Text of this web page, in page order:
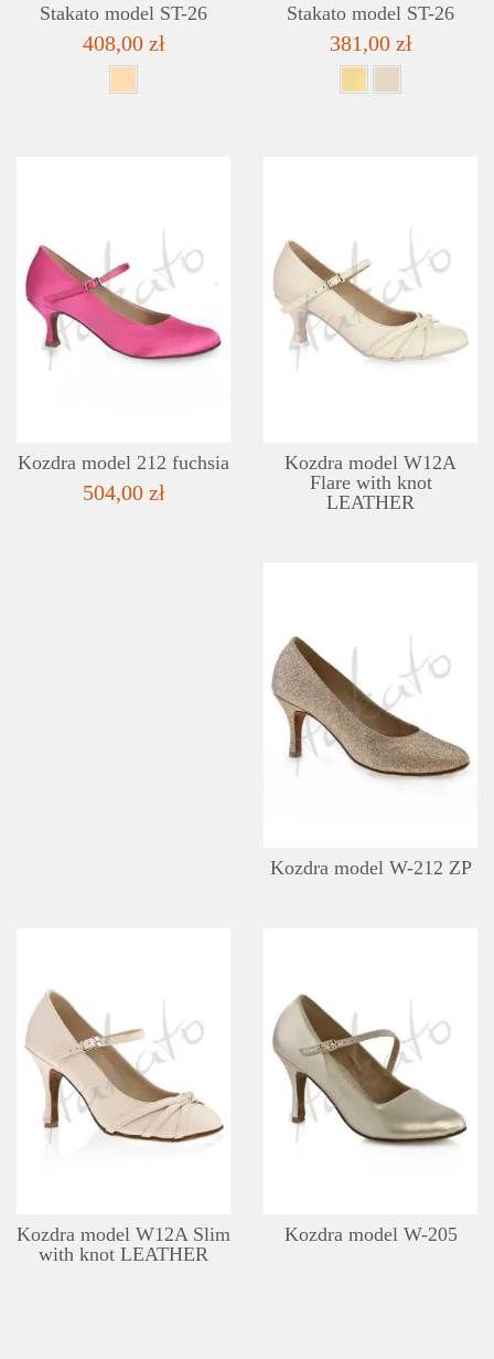
Stakato model ST-26
408,00 zł
Stakato model ST-26
381,00 zł
ADD TO WISHLIST
DETAILS
Kozdra model 212 fuchsia
504,00 zł
Kozdra model W12A
Flare with knot
LEATHER
Kozdra model W-212 ZP
ADD TO WISHLIST
DETAILS
Kozdra model W12A Slim
with knot LEATHER
Kozdra model W-205